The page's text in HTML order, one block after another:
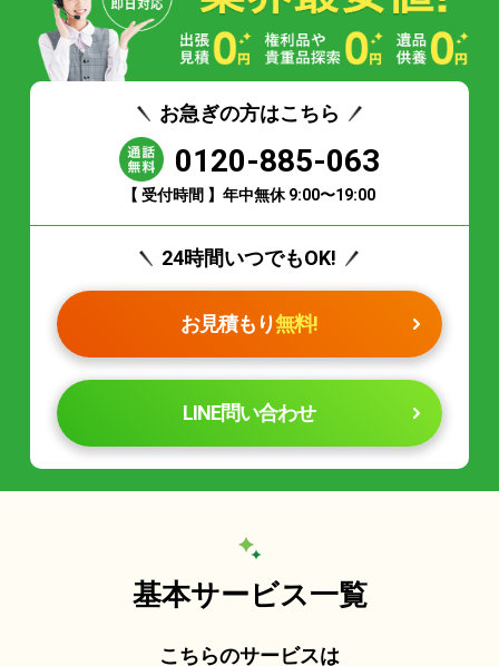
お急ぎの方はこちら
0120-885-063
【 受付時間 】年中無休 9:00〜19:00
24時間いつでもOK!
お見積もり無料!
LINE問い合わせ
基本サービス一覧
こちらのサービスは